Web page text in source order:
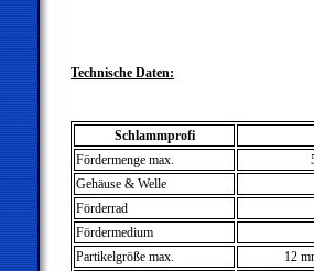
Technische Daten:
Schlammprofi
Fördermenge max.
Gehäuse & Welle
Förderrad
Fördermedium
Partikelgröße max.
12